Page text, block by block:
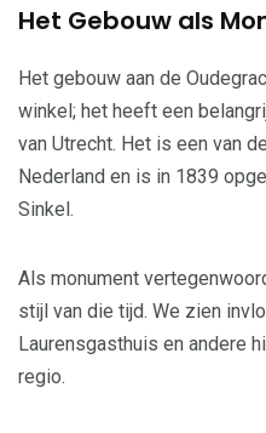
Het Gebouw als
Het gebouw aan de
winkel; het heeft een
van Utrecht. Het is een van
Nederland en is in 1839
Sinkel.
Als monument
stijl van die tijd. We zien
Laurensgasthuis en andere
regio.